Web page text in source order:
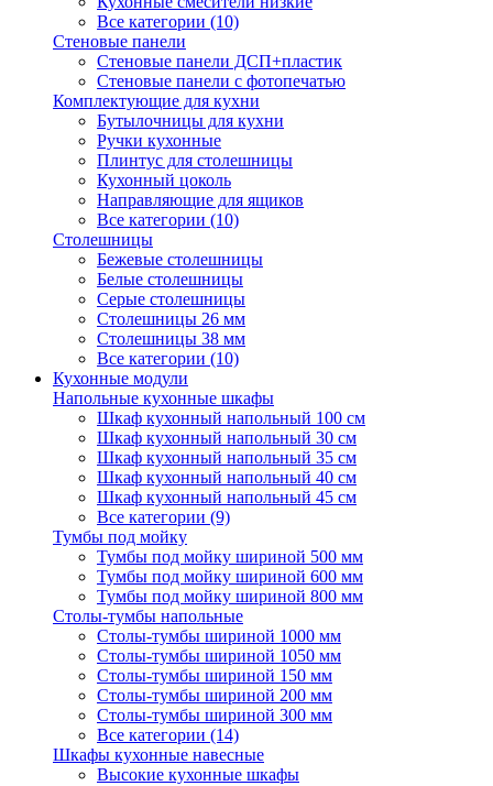
Все категории (10)
Стеновые панели
Стеновые панели ДСП+пластик
Стеновые панели с фотопечатью
Комплектующие для кухни
Бутылочницы для кухни
Ручки кухонные
Плинтус для столешницы
Кухонный цоколь
Направляющие для ящиков
Все категории (10)
Столешницы
Бежевые столешницы
Белые столешницы
Серые столешницы
Столешницы 26 мм
Столешницы 38 мм
Все категории (10)
Кухонные модули
Напольные кухонные шкафы
Шкаф кухонный напольный 100 см
Шкаф кухонный напольный 30 см
Шкаф кухонный напольный 35 см
Шкаф кухонный напольный 40 см
Шкаф кухонный напольный 45 см
Все категории (9)
Тумбы под мойку
Тумбы под мойку шириной 500 мм
Тумбы под мойку шириной 600 мм
Тумбы под мойку шириной 800 мм
Столы-тумбы напольные
Столы-тумбы шириной 1000 мм
Столы-тумбы шириной 1050 мм
Столы-тумбы шириной 150 мм
Столы-тумбы шириной 200 мм
Столы-тумбы шириной 300 мм
Все категории (14)
Шкафы кухонные навесные
Высокие кухонные шкафы